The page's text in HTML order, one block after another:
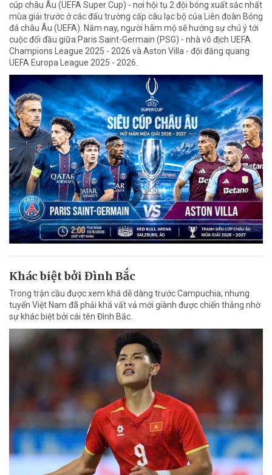
cúp châu Âu (UEFA Super Cup) - nơi hội tụ 2 đội bóng xuất sắc nhất
mùa giải trước ở các đấu trường cấp câu lạc bộ của Liên đoàn Bóng
đá châu Âu (UEFA). Năm nay, người hâm mộ sẽ hướng sự chú ý tới
cuộc đối đầu giữa Paris Saint-Germain (PSG) - nhà vô địch UEFA
Champions League 2025 - 2026 và Aston Villa - đội đăng quang
UEFA Europa League 2025 - 2026.
Khác biệt bởi Đình Bắc
Trong trận cầu được xem khá dễ dàng trước Campuchia, nhưng
tuyển Việt Nam đã phải khá vất vả mới giành được chiến thắng nhờ
sự khác biệt bởi cái tên Đình Bắc.